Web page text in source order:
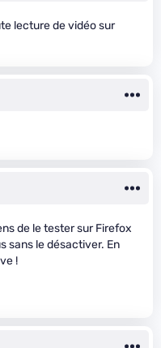
lecture de vidéo sur
de le tester sur Firefox
sans le désactiver. En
!